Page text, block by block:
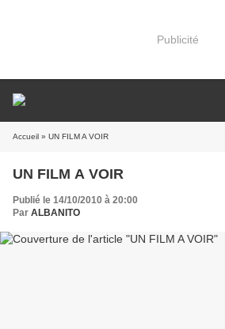
Publicité
Accueil » UN FILM A VOIR
UN FILM A VOIR
Publié le 14/10/2010 à 20:00
Par ALBANITO